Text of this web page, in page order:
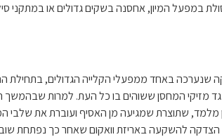
המיון, אחסנה בשקים גדולים או במתקני
באחד ממפעלי הקלייה הגדולים, בתחילת
מזיקי המחסן ששוהים בו כל העת. למרות שבהמשך
מלמד, שתוצרת שמגיעה מן האסיף ועוברת את
הצדקה להשקעה באריזת וואקום שאחר כך נפתחת